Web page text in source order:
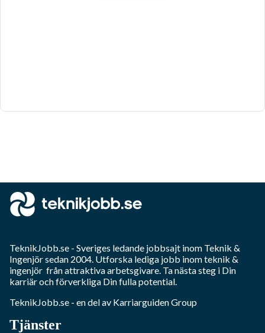
TeknikJobb.se - Sveriges ledande jobbsajt inom Teknik &
Ingenjörsedan 2004. Utforska lediga jobb inomteknik &
ingenjör från attraktiva arbetsgivare. Ta nästa steg i Din
karriär och förverkliga Din fulla potential.
TeknikJobb.se - en del av Karriarguiden Group
Tjänster